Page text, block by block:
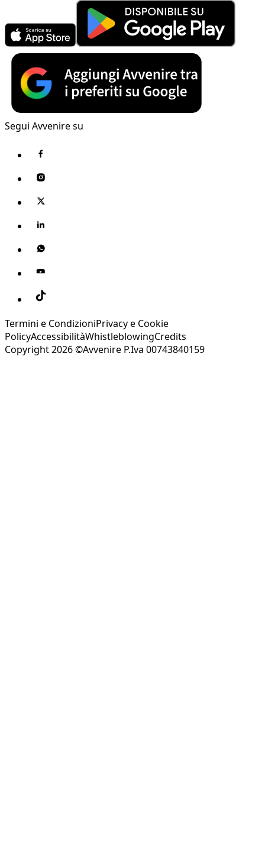
Segui Avvenire su
Termini e CondizioniPrivacy e Cookie
PolicyAccessibilitàWhistleblowingCredits
Copyright 2026 ©Avvenire P.Iva 00743840159